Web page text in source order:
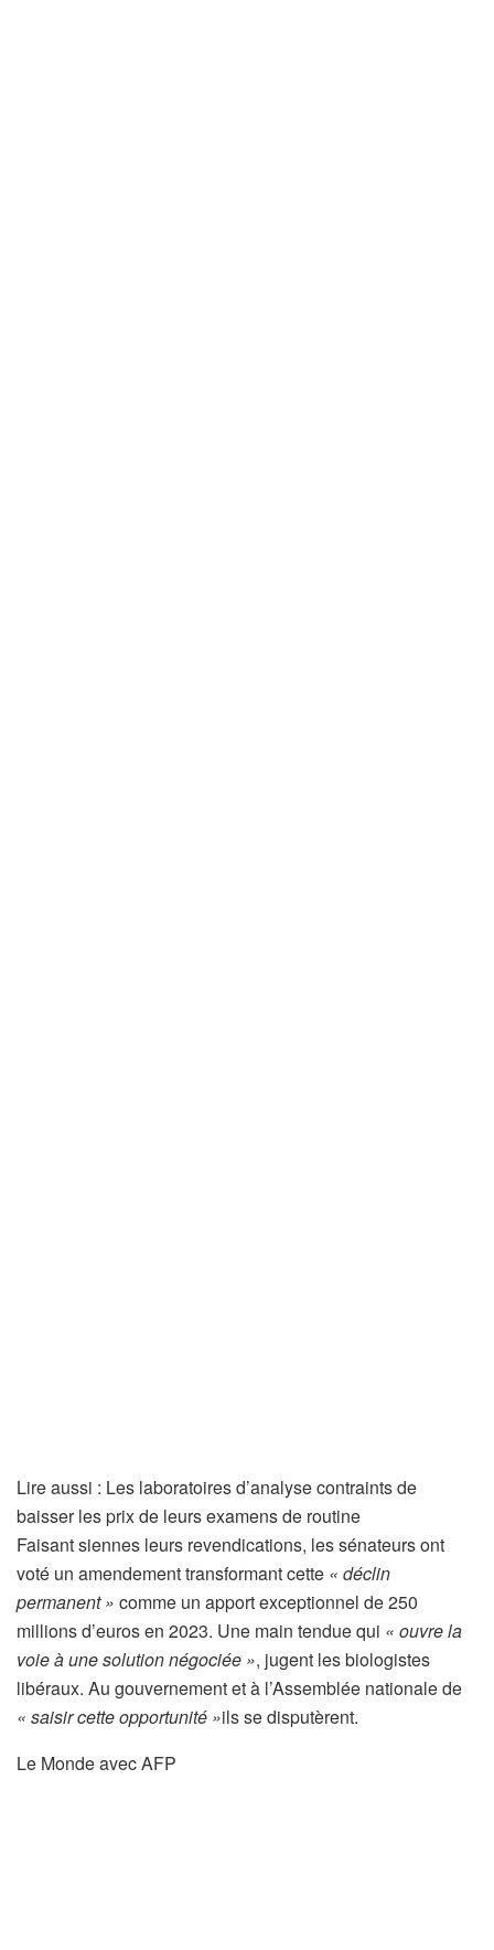
Lire aussi : A
r
t
i
c
l
e
r
é
e
Les laboratoires d’analyse contraints de
baisser les prix de leurs examens de routine
Faisant siennes leurs revendications, les sénateurs ont
voté un amendement transformant cette « déclin
permanent » comme un apport exceptionnel de 250
millions d’euros en 2023. Une main tendue qui « ouvre la
voie à une solution négociée », jugent les biologistes
libéraux. Au gouvernement et à l’Assemblée nationale de
« saisir cette opportunité »ils se disputèrent.
Le Monde avec AFP